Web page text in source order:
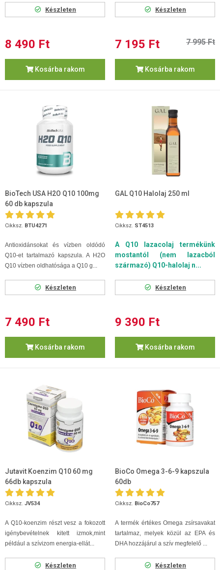
Készleten
8 490 Ft
Kosárba rakom
Készleten
7 195 Ft 7 995 Ft
Kosárba rakom
BioTech USA H2O Q10 100mg
60 db kapszula
Cikksz. BTU4271
Antioxidánsokat és vízben oldódó
Q10-et tartalmazó kapszula. A H2O
Q10 vízben oldhatósága a Q10 g...
Készleten
7 490 Ft
Kosárba rakom
GAL Q10 Halolaj 250 ml
Cikksz. ST4513
A Q10 lazacolaj termékünk
mostantól (nem lazacból
származó) Q10-halolaj n...
Készleten
9 390 Ft
Kosárba rakom
Jutavit Koenzim Q10 60 mg
66db kapszula
Cikksz. JV534
A Q10-koenzim részt vesz a fokozott
igénybevételnek kitett izmok,mint
például a szívizom energia-ellát...
Készleten
BioCo Omega 3-6-9 kapszula
60db
Cikksz. BioCo757
A termék értékes Omega zsírsavakat
tartalmaz, melyek közül az EPA és
DHA hozzájárul a szív megfelelő ...
Készleten